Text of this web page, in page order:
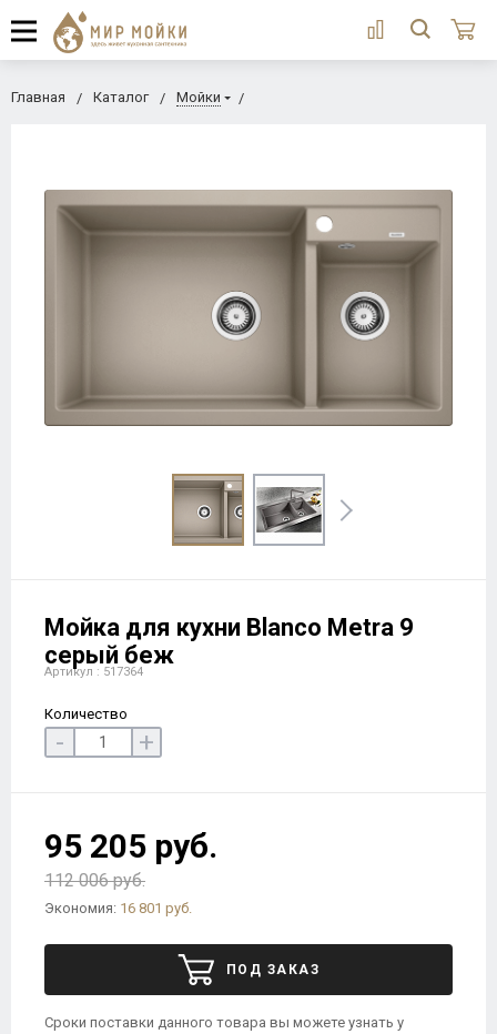
Главная Каталог Мойки
Мойка для кухни Blanco Metra 9
серый беж
Артикул : 517364
Количество
- +
95 205 руб.
112 006 руб.
Экономия: 16 801 руб.
ПОД ЗАКАЗ
Сроки поставки данного товара вы можете узнать у